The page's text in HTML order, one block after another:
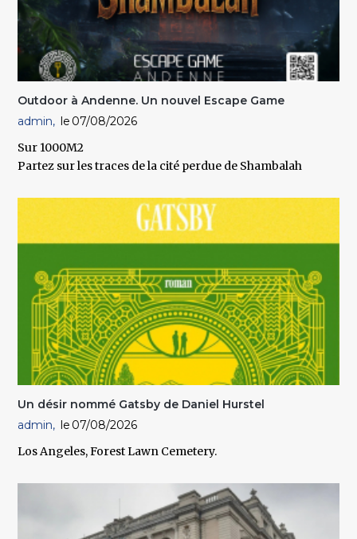
Outdoor à Andenne. Un nouvel Escape Game
admin
07/08/2026
Sur 1000M2
Partez sur les traces de la cité perdue de Shambalah
Un désir nommé Gatsby de Daniel Hurstel
admin
07/08/2026
Los Angeles, Forest Lawn Cemetery.